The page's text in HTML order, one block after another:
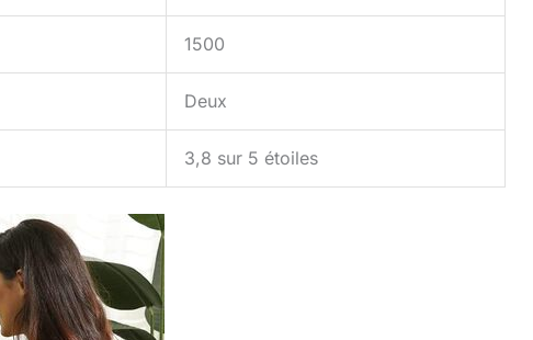
1500
Deux
3,8 sur 5 étoiles